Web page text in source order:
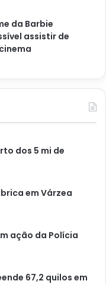
da Barbie
assistir de
dos 5 mi de
em Várzea
ação da Polícia
67,2 quilos em